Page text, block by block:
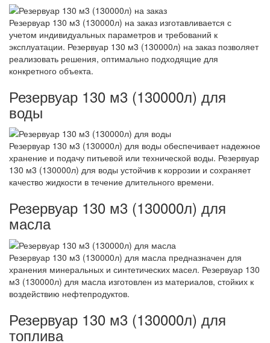
Резервуар 130 м3 (130000л) на заказ изготавливается с
учетом индивидуальных параметров и требований к
эксплуатации. Резервуар 130 м3 (130000л) на заказ позволяет
реализовать решения, оптимально подходящие для
конкретного объекта.
Резервуар 130 м3 (130000л) для
воды
Резервуар 130 м3 (130000л) для воды обеспечивает надежное
хранение и подачу питьевой или технической воды. Резервуар
130 м3 (130000л) для воды устойчив к коррозии и сохраняет
качество жидкости в течение длительного времени.
Резервуар 130 м3 (130000л) для
масла
Резервуар 130 м3 (130000л) для масла предназначен для
хранения минеральных и синтетических масел. Резервуар 130
м3 (130000л) для масла изготовлен из материалов, стойких к
воздействию нефтепродуктов.
Резервуар 130 м3 (130000л) для
топлива